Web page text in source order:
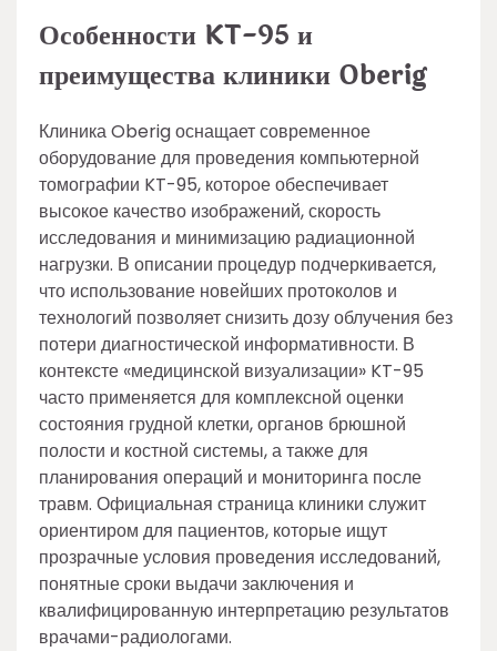
Особенности KT-95 и
преимущества клиники Oberig
Клиника Oberig оснащает современное
оборудование для проведения компьютерной
томографии KT-95, которое обеспечивает
высокое качество изображений, скорость
исследования и минимизацию радиационной
нагрузки. В описании процедур подчеркивается,
что использование новейших протоколов и
технологий позволяет снизить дозу облучения без
потери диагностической информативности. В
контексте «медицинской визуализации» KT-95
часто применяется для комплексной оценки
состояния грудной клетки, органов брюшной
полости и костной системы, а также для
планирования операций и мониторинга после
травм. Официальная страница клиники служит
ориентиром для пациентов, которые ищут
прозрачные условия проведения исследований,
понятные сроки выдачи заключения и
квалифицированную интерпретацию результатов
врачами-радиологами.